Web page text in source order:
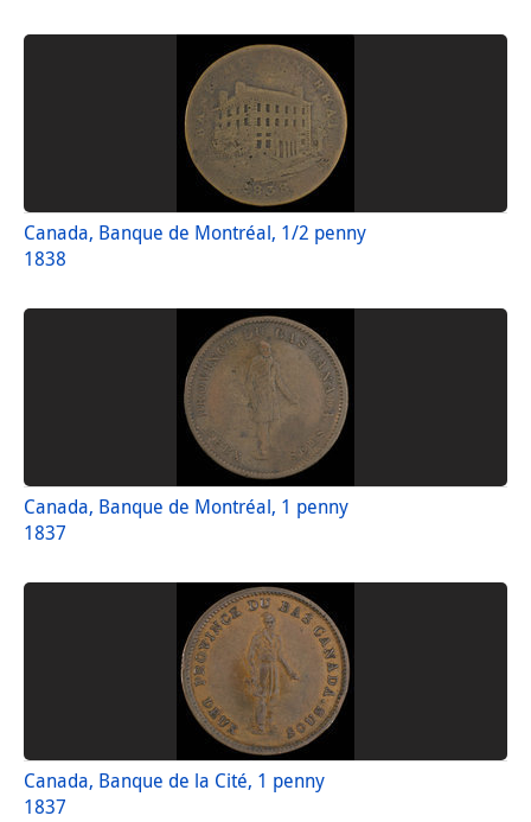
Canada, Banque de Montréal, 1/2 penny
1838
Canada, Banque de Montréal, 1 penny
1837
Canada, Banque de la Cité, 1 penny
1837